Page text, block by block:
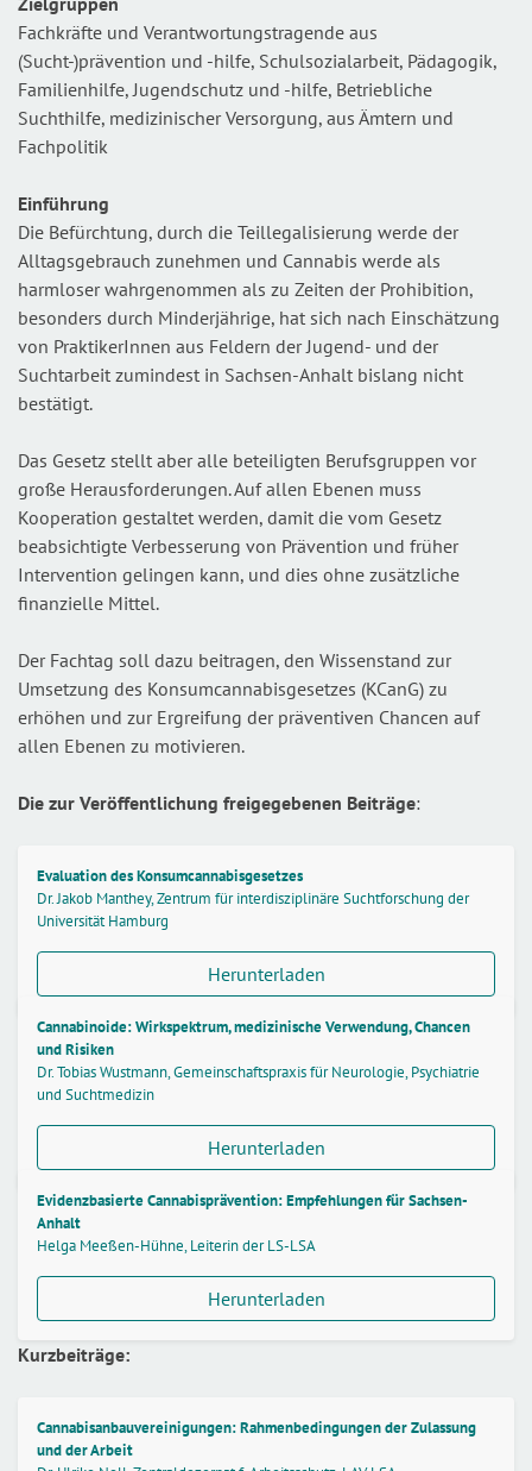
Fachkräfte und Verantwortungstragende aus
(Sucht-)prävention und -hilfe, Schulsozialarbeit, Pädagogik,
Familienhilfe, Jugendschutz und -hilfe, Betriebliche
Suchthilfe, medizinischer Versorgung, aus Ämtern und
Fachpolitik
Einführung
Die Befürchtung, durch die Teillegalisierung werde der
Alltagsgebrauch zunehmen und Cannabis werde als
harmloser wahrgenommen als zu Zeiten der Prohibition,
besonders durch Minderjährige, hat sich nach Einschätzung
von PraktikerInnen aus Feldern der Jugend- und der
Suchtarbeit zumindest in Sachsen-Anhalt bislang nicht
bestätigt.
Das Gesetz stellt aber alle beteiligten Berufsgruppen vor
große Herausforderungen. Auf allen Ebenen muss
Kooperation gestaltet werden, damit die vom Gesetz
beabsichtigte Verbesserung von Prävention und früher
Intervention gelingen kann, und dies ohne zusätzliche
finanzielle Mittel.
Der Fachtag soll dazu beitragen, den Wissenstand zur
Umsetzung des Konsumcannabisgesetzes (KCanG) zu
erhöhen und zur Ergreifung der präventiven Chancen auf
allen Ebenen zu motivieren.
Die zur Veröffentlichung freigegebenen Beiträge:
Evaluation des Konsumcannabisgesetzes
Dr. Jakob Manthey, Zentrum für interdisziplinäre Suchtforschung der
Universität Hamburg
Herunterladen
Cannabinoide: Wirkspektrum, medizinische Verwendung, Chancen
und Risiken
Dr. Tobias Wustmann, Gemeinschaftspraxis für Neurologie, Psychiatrie
und Suchtmedizin
Herunterladen
Evidenzbasierte Cannabisprävention: Empfehlungen für Sachsen-
Anhalt
Helga Meeßen-Hühne, Leiterin der LS-LSA
Herunterladen
Kurzbeiträge:
Cannabisanbauvereinigungen: Rahmenbedingungen der Zulassung
und der Arbeit